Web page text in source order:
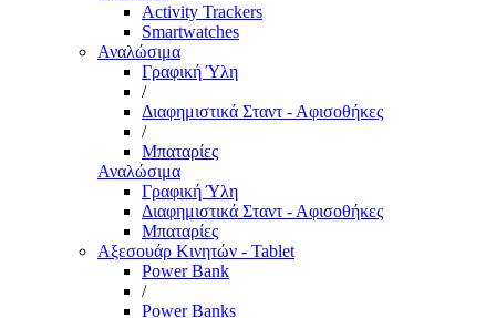
Activity Trackers
Smartwatches
Αναλώσιμα
Γραφική Ύλη
/
Διαφημιστικά Σταντ - Αφισοθήκες
/
Μπαταρίες
Αναλώσιμα
Γραφική Ύλη
Διαφημιστικά Σταντ - Αφισοθήκες
Μπαταρίες
Αξεσουάρ Κινητών - Tablet
Power Bank
/
Power Banks